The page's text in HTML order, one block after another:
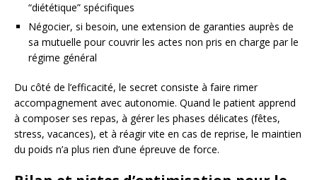
“diététique” spécifiques
Négocier, si besoin, une extension de garanties auprès de
sa mutuelle pour couvrir les actes non pris en charge par le
régime général
Du côté de l’efficacité, le secret consiste à faire rimer
accompagnement avec autonomie. Quand le patient apprend
à composer ses repas, à gérer les phases délicates (fêtes,
stress, vacances), et à réagir vite en cas de reprise, le maintien
du poids n’a plus rien d’une épreuve de force.